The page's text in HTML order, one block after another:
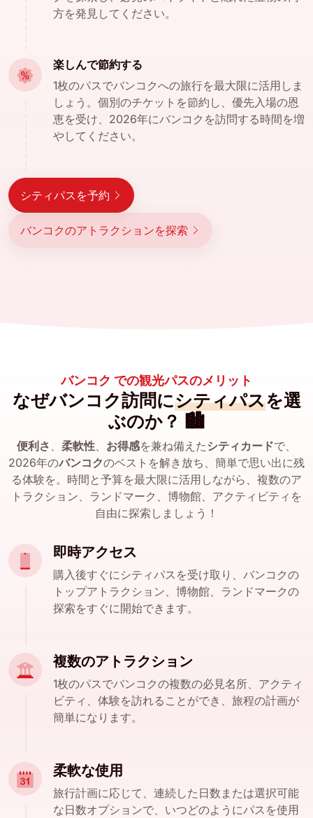
方を発見してください。
楽しんで節約する
1枚のパスでバンコクへの旅行を最大限に活用しま
しょう。個別のチケットを節約し、優先入場の恩
恵を受け、2026年にバンコクを訪問する時間を増
やしてください。
シティパスを予約
バンコクのアトラクションを探索
バンコク での観光パスのメリット
なぜバンコク訪問にシティパスを選
ぶのか？ 🏙️
便利さ 柔軟性 お得感を兼ね備えた シティカードで、
2026年のバンコクのベストを解き放ち、簡単で思い出に残
る体験を。時間と予算を最大限に活用しながら、複数のア
トラクション、ランドマーク、博物館、アクティビティを
自由に探索しましょう！
即時アクセス
購入後すぐにシティパスを受け取り、バンコクの
トップアトラクション、博物館、ランドマークの
探索をすぐに開始できます。
複数のアトラクション
1枚のパスでバンコクの複数の必見名所、アクティ
ビティ、体験を訪れることができ、旅程の計画が
簡単になります。
柔軟な使用
旅行計画に応じて、連続した日数または選択可能
な日数オプションで、いつどのようにパスを使用